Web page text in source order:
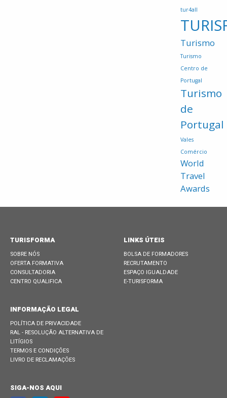
tur4all
Turismo
Turismo
Centro de
Portugal
Turismo
de
Portugal
Vales
Comércio
World
Travel
Awards
TURISFORMA
SOBRE NÓS
OFERTA FORMATIVA
CONSULTADORIA
CENTRO QUALIFICA
LINKS ÚTEIS
BOLSA DE FORMADORES
RECRUTAMENTO
ESPAÇO IGUALDADE
E-TURISFORMA
INFORMAÇÃO LEGAL
POLÍTICA DE PRIVACIDADE
RAL - RESOLUÇÃO ALTERNATIVA DE
LITÍGIOS
TERMOS E CONDIÇÕES
LIVRO DE RECLAMAÇÕES
SIGA-NOS AQUI